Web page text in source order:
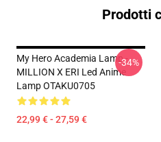
Prodotti
My Hero Academia Lamp -
MILLION X ERI Led Anime
Lamp OTAKU0705
22,99 € - 27,59 €
-34%